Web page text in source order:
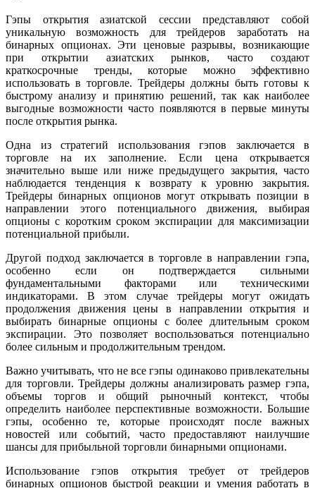
Гэпы открытия азиатской сессии представляют собой
уникальную возможность для трейдеров заработать на
бинарных опционах. Эти ценовые разрывы, возникающие
при открытии азиатских рынков, часто создают
краткосрочные тренды, которые можно эффективно
использовать в торговле. Трейдеры должны быть готовы к
быстрому анализу и принятию решений, так как наиболее
выгодные возможности часто появляются в первые минуты
после открытия рынка.
Одна из стратегий использования гэпов заключается в
торговле на их заполнение. Если цена открывается
значительно выше или ниже предыдущего закрытия, часто
наблюдается тенденция к возврату к уровню закрытия.
Трейдеры бинарных опционов могут открывать позиции в
направлении этого потенциального движения, выбирая
опционы с коротким сроком экспирации для максимизации
потенциальной прибыли.
Другой подход заключается в торговле в направлении гэпа,
особенно если он подтверждается сильными
фундаментальными факторами или техническими
индикаторами. В этом случае трейдеры могут ожидать
продолжения движения цены в направлении открытия и
выбирать бинарные опционы с более длительным сроком
экспирации. Это позволяет воспользоваться потенциально
более сильным и продолжительным трендом.
Важно учитывать, что не все гэпы одинаково привлекательны
для торговли. Трейдеры должны анализировать размер гэпа,
объемы торгов и общий рыночный контекст, чтобы
определить наиболее перспективные возможности. Большие
гэпы, особенно те, которые происходят после важных
новостей или событий, часто предоставляют наилучшие
шансы для прибыльной торговли бинарными опционами.
Использование гэпов открытия требует от трейдеров
бинарных опционов быстрой реакции и умения работать в